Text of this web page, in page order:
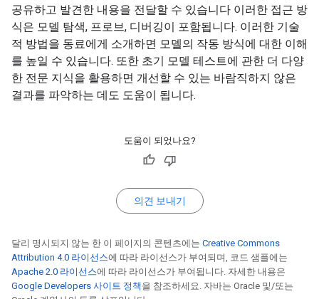
공유하고 발견한 내용을 전달할 수 있습니다 이러한 접근 방
식은 모델 탐색, 프로브, 디버깅이 포함됩니다. 이러한 기술
적 방법을 동료에게 소개하면 모델의 작동 방식에 대한 이해
를 높일 수 있습니다. 또한 초기 모델 테스트에 관한 더 다양
한 전문 지식을 활용하면 개선할 수 있는 바람직하지 않은
결과를 파악하는 데도 도움이 됩니다.
도움이 되었나요?
의견 보내기
달리 명시되지 않는 한 이 페이지의 콘텐츠에는 Creative Commons
Attribution 4.0 라이선스에 따라 라이선스가 부여되며, 코드 샘플에는
Apache 2.0 라이선스에 따라 라이선스가 부여됩니다. 자세한 내용은
Google Developers 사이트 정책 을 참조하세요. 자바는 Oracle 및/또는